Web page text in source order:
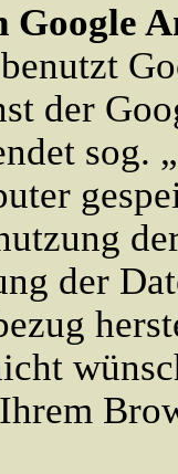
Google
der
sog.
der